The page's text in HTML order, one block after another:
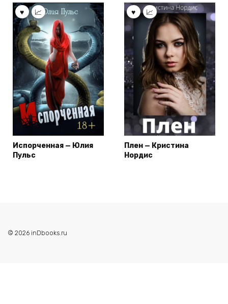
Испорченная — Юлия
Пульс
Плен — Кристина
Нордис
© 2026 inDbooks.ru